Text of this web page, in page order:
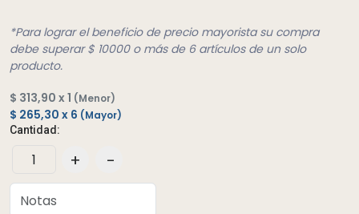
*Para lograr el beneficio de precio mayorista su compra
debe superar $ 10000 o más de 6 artículos de un solo
producto.
$ 313,90 x 1 (Menor)
$ 265,30 x 6 (Mayor)
Cantidad:
+ -